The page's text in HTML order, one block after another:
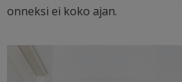
onneksi ei koko ajan.